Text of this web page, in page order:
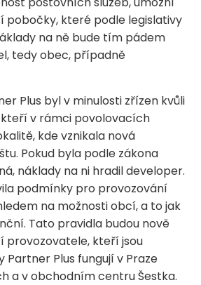
pobočky, které podle legislativy
na ně bude tím pádem
tedy obec, případně
Plus byl v minulosti zřízen kvůli
kteří v rámci povolovacích
kde vznikala nová
Pokud byla podle zákona
náklady na ni hradil developer.
podmínky pro provozování
na možnosti obcí, a to jak
Tato pravidla budou nově
provozovatele, kteří jsou
Partner Plus fungují v Praze
a v obchodním centru Šestka.